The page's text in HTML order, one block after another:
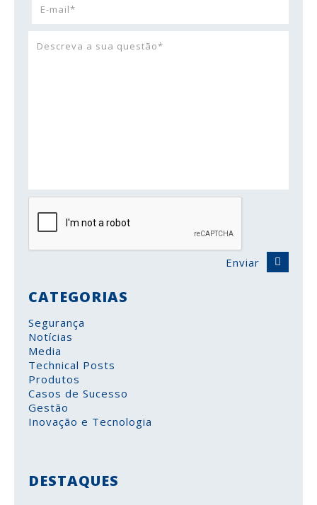
Enviar
CATEGORIAS
Segurança
Notícias
Media
Technical Posts
Produtos
Casos de Sucesso
Gestão
Inovação e Tecnologia
DESTAQUES